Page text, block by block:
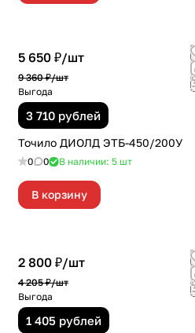
5 650 ₽/шт
9 360 ₽/шт
Выгода
3 710 рублей
Точило ДИОЛД ЭТБ-450/200У
0 0 В наличии: 5 шт
В корзину
2 800 ₽/шт
4 205 ₽/шт
Выгода
1 405 рублей